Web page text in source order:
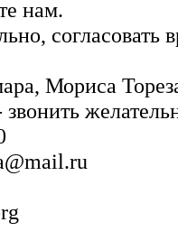
нам.
согласовать
Мориса